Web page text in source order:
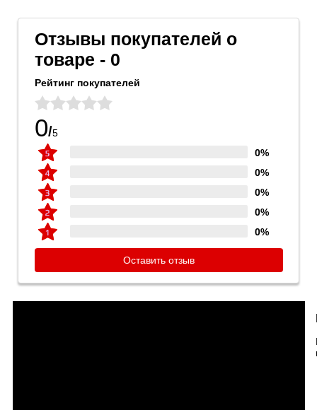
Отзывы покупателей о
товаре - 0
Рейтинг покупателей
0/5
0%
0%
0%
0%
0%
Оставить отзыв